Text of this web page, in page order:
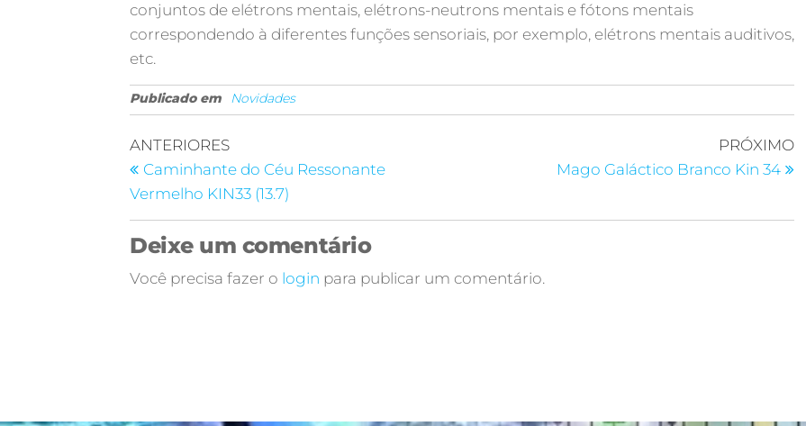
conjuntos de elétrons mentais, elétrons-neutrons mentais e fótons mentais
correspondendo à diferentes funções sensoriais, por exemplo, elétrons mentais auditivos,
etc.
Publicado em Novidades
ANTERIORES
Caminhante do Céu Ressonante
Vermelho KIN33 (13.7)
PRÓXIMO
Mago Galáctico Branco Kin 34
Deixe um comentário
Você precisa fazer o login para publicar um comentário.